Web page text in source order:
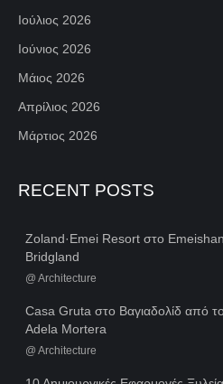
Ιούλιος 2026
Ιούνιος 2026
Μάιος 2026
Απρίλιος 2026
Μάρτιος 2026
RECENT POSTS
Zoland·Emei Resort στο
Bridgland
@ Architecture
Casa Gruta στο Βαγιαδολίδ από
Adela Mortera
@ Architecture